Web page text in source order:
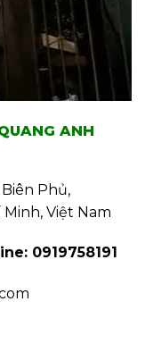
ANH
Phủ,
Việt Nam
0919758191